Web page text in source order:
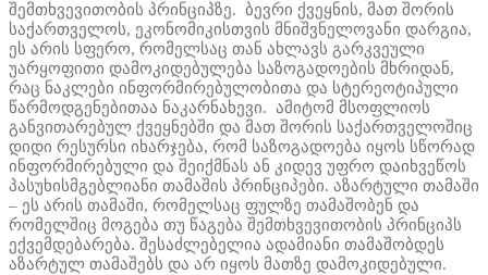
შემთხვევითობის პრინციპზე. ბევრი ქვეყნის, მათ შორის
საქართველოს, ეკონომიკისთვის მნიშვნელოვანი დარგია,
ეს არის სფერო, რომელსაც თან ახლავს გარკვეული
უარყოფითი დამოკიდებულება საზოგადოების მხრიდან,
რაც ნაკლები ინფორმირებულობითა და სტერეოტიპული
წარმოდგენებითაა ნაკარნახევი. ამიტომ მსოფლიოს
განვითარებულ ქვეყნებში და მათ შორის საქართველოშიც
დიდი რესურსი იხარჯება, რომ საზოგადოება იყოს სწორად
ინფორმირებული და შეიქმნას ან კიდევ უფრო დაიხვეწოს
პასუხისმგებლიანი თამაშის პრინციპები. აზარტული თამაში
– ეს არის თამაში, რომელსაც ფულზე თამაშობენ და
რომელშიც მოგება თუ წაგება შემთხვევითობის პრინციპს
ექვემდებარება. შესაძლებელია ადამიანი თამაშობდეს
აზარტულ თამაშებს და არ იყოს მათზე დამოკიდებული.